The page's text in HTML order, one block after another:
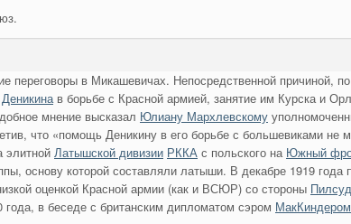
переговоры в Микашевичах. Непосредственной причиной,
Деникинав борьбе с Красной армией, занятие им Курска и
мнение высказал Юлиану Мархлевскому
что «помощь Деникину в его борьбе с большевиками не
элитной Латышской дивизии РККА с польского на Южный
основу которой составляли латыши. В декабре 1919
оценкой Красной армии (как и ВСЮР) со стороны
года, в беседе с британским дипломатом сэром МакКиндером